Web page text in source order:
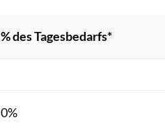
% des Tagesbedarfs*
0%